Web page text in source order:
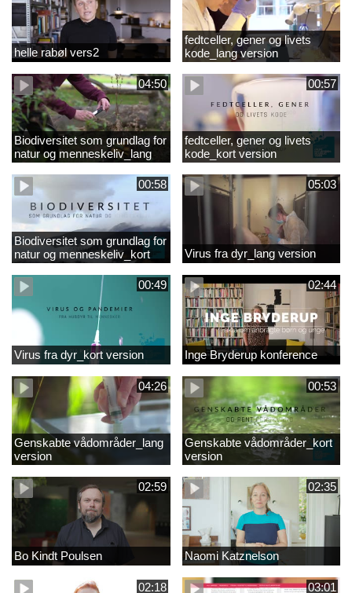
helle rabøl vers2
fedtceller, gener og livets
kode_lang version
04:50
Biodiversitet som grundlag for
natur og menneskeliv_lang
version
00:57
fedtceller, gener og livets
kode_kort version
00:58
Biodiversitet som grundlag for
natur og menneskeliv_kort
version
05:03
Virus fra dyr_lang version
00:49
Virus fra dyr_kort version
02:44
Inge Bryderup konference
04:26
Genskabte vådområder_lang
version
00:53
Genskabte vådområder_kort
version
02:59
Bo Kindt Poulsen
02:35
Naomi Katznelson
02:18 03:01